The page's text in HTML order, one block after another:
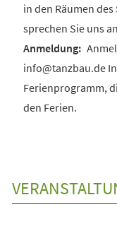
in den Räumen
sprechen Sie uns
info@tanzbau.de
Ferienprogramm,
den Ferien.